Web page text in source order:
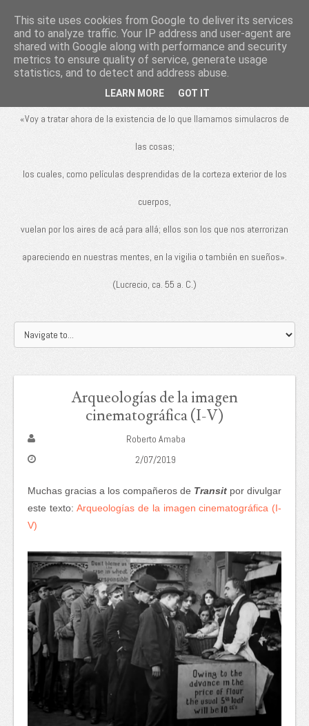
De rerum
natura
«Voy a tratar ahora de la existencia de lo que llamamos simulacros de
las cosas;
los cuales, como películas desprendidas de la corteza exterior de los
cuerpos,
vuelan por los aires de acá para allá; ellos son los que nos aterrorizan
apareciendo en nuestras mentes, en la vigilia o también en sueños».
(Lucrecio, ca. 55 a. C.)
Arqueologías de la imagen
cinematográfica (I-V)
Roberto Amaba
2/07/2019
Muchas gracias a los compañeros de Transit por divulgar
este texto:Arqueologías de la imagen cinematográfica (I-
V)
This site uses cookies from Google to deliver its services
and to analyze traffic. Your IP address and user-agent are
shared with Google along with performance and security
metrics to ensure quality of service, generate usage
statistics, and to detect and address abuse.
LEARN MORE GOT IT